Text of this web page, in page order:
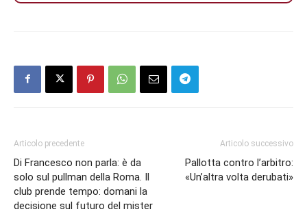
Articolo precedente
Di Francesco non parla: è da
solo sul pullman della Roma. Il
club prende tempo: domani la
decisione sul futuro del mister
Articolo successivo
Pallotta contro l’arbitro:
«Un’altra volta derubati»